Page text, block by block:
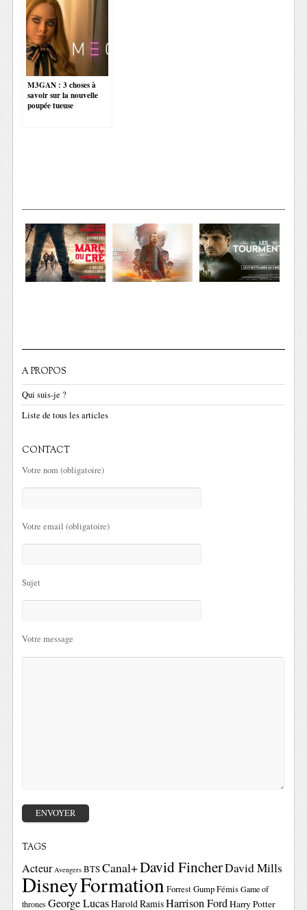
M3GAN : 3 choses à
savoir sur la nouvelle
poupée tueuse
A PROPOS
Qui suis-je ?
Liste de tous les articles
CONTACT
Votre nom (obligatoire)
Votre email (obligatoire)
Sujet
Votre message
TAGS
Acteur Avengers BTSCanal+David FincherDavid Mills
DisneyFormation Forrest GumpFémis Game of
thrones George LucasHarold RamisHarrison FordHarry Potter